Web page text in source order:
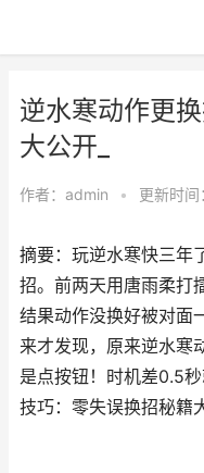
逆水寒动作更
大公开_
作者： admin • 更新时
摘要：玩逆水寒快三年
招。前两天用唐雨柔打
结果动作没换好被对面
来才发现，原来逆水寒
是点按钮！时机差0.5
技巧：零失误换招秘籍